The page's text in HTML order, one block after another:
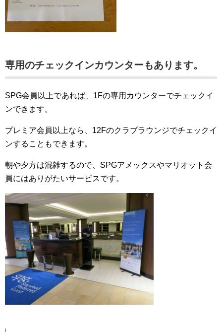
専用のチェックインカウンターもあります。
SPG会員以上であれば、1Fの専用カウンターでチェックイ
ンできます。
プレミア会員以上なら、12Fのクラブラウンジでチェックイ
ンすることもできます。
朝や夕方は混雑するので、SPGアメックスやマリオット会
員にはありがたいサービスです。